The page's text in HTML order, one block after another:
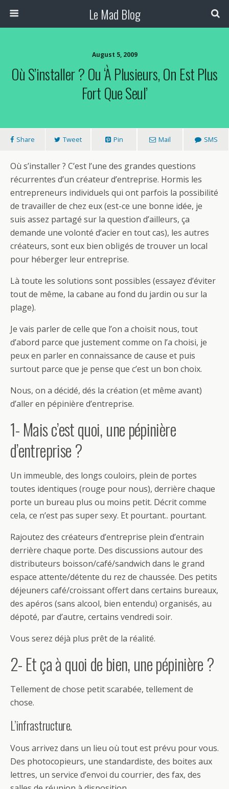
Le Mad Blog
August 5, 2009
Où S’installer ? Ou ‘à Plusieurs, On Est Plus
Fort Que Seul’
Share Tweet Pin Mail SMS
Où s’installer ? C’est l’une des grandes questions
récurrentes d’un créateur d’entreprise. Hormis les
entrepreneurs individuels qui ont parfois la possibilité
de travailler de chez eux (est-ce une bonne idée, je
suis assez partagé sur la question d’ailleurs, ça
demande une volonté d’acier en tout cas), les autres
créateurs, sont eux bien obligés de trouver un local
pour héberger leur entreprise.
Là toute les solutions sont possibles (essayez d’éviter
tout de même, la cabane au fond du jardin ou sur la
plage).
Je vais parler de celle que l’on a choisit nous, tout
d’abord parce que justement comme on l’a choisi, je
peux en parler en connaissance de cause et puis
surtout parce que je pense que c’est un bon choix.
Nous, on a décidé, dés la création (et même avant)
d’aller en pépinière d’entreprise.
1- Mais c’est quoi, une pépinière
d’entreprise ?
Un immeuble, des longs couloirs, plein de portes
toutes identiques (rouge pour nous), derrière chaque
porte un bureau plus ou moins petit. Décrit comme
cela, ce n’est pas super sexy. Et pourtant.. pourtant.
Rajoutez des créateurs d’entreprise plein d’entrain
derrière chaque porte. Des discussions autour des
distributeurs boisson/café/sandwich dans le grand
espace attente/détente du rez de chaussée. Des petits
déjeuners café/croissant offert dans certains bureaux,
des apéros (sans alcool, bien entendu) organisés, au
dépoté, par d’autre, certains vendredi soir.
Vous serez déjà plus prêt de la réalité.
2- Et ça à quoi de bien, une pépinière ?
Tellement de chose petit scarabée, tellement de
chose.
L’infrastructure.
Vous arrivez dans un lieu où tout est prévu pour vous.
Des photocopieurs, une standardiste, des boites aux
lettres, un service d’envoi du courrier, des fax, des